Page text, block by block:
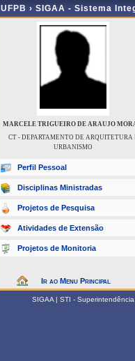
UFPB › SIGAA - Sistema
MARCELE TRIGUEIRO DE ARAUJO
CT - DEPARTAMENTO DE ARQUITETURA
URBANISMO
Perfil Pessoal
Disciplinas Ministradas
Projetos de Pesquisa
Atividades de Extensão
Projetos de Monitoria
Ir ao Menu Principal
SIGAA | STI -